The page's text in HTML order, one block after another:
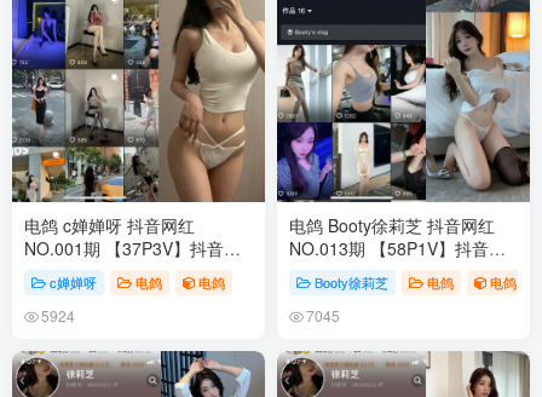
电鸽 c婵婵呀 抖音网红
NO.001期 【37P3V】抖音完
c婵婵呀 电鸽 电鸽
5924
电鸽 Booty徐莉芝 抖音网红
NO.013期 【58P1V】抖音完
Booty徐莉芝 电鸽 电鸽
7045